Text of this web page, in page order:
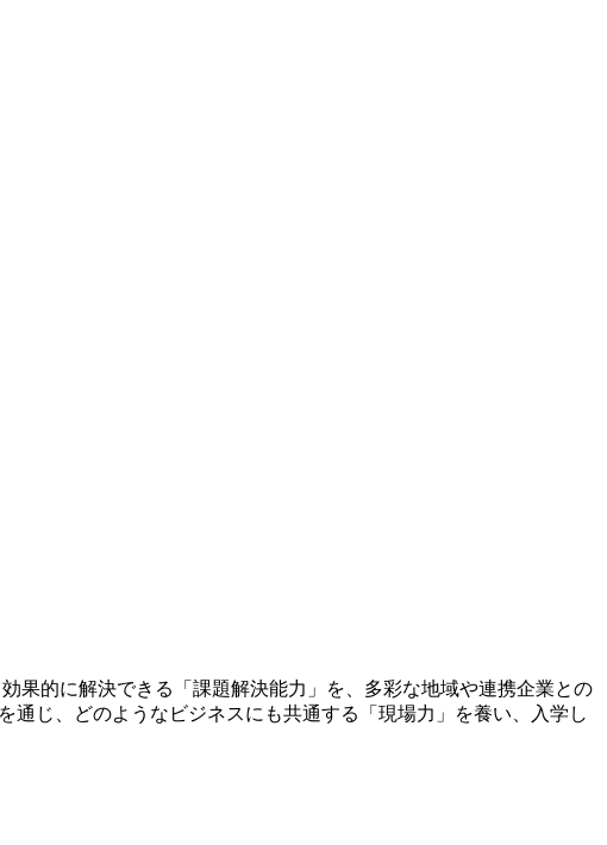
果的に解決できる「課題解決能力」を、多彩な地域や連携企業との
じ、どのようなビジネスにも共通する「現場力」を養い、入学し